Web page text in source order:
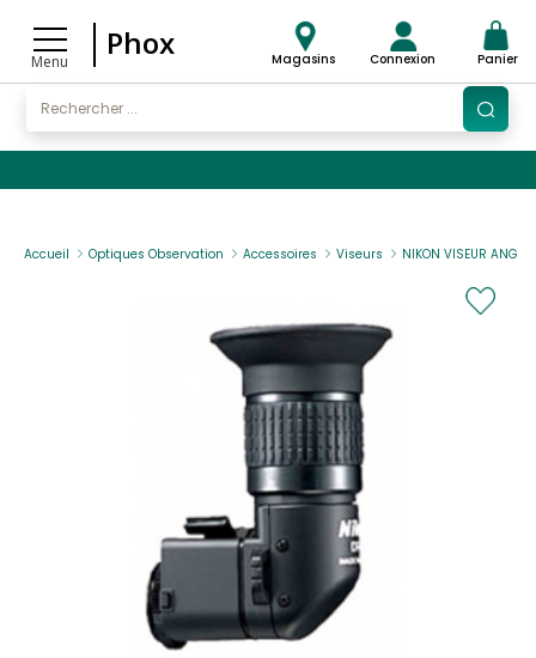
Menu
Phox Magasins Connexion Panier
Accueil Optiques Observation Accessoires Viseurs NIKON VISEUR